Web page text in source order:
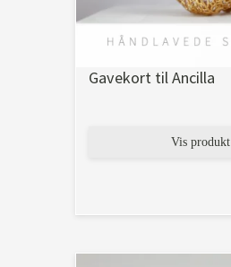
Gavekort til Ancilla
Vis produkt